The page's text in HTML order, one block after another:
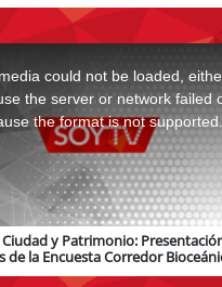
could not be loaded,
the server or network failed
the format is not supported.
y Patrimonio:
de la Encuesta Corredor
ferroviaria